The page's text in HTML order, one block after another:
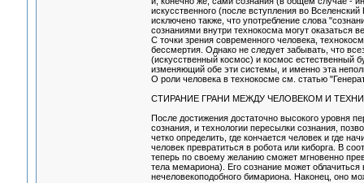
искусственного (после вступления во
исключено также, что употребление слова
сознаниями внутри технокосма могут оказаться
С точки зрения современного человека,
бессмертия. Однако не следует забывать, что
(искусственный космос) и космос естественный
изменяющий обе эти системы, и именно эта
О роли человека в технокосме см. статью
СТИРАНИЕ ГРАНИ МЕЖДУ ЧЕЛОВЕКОМ И
После достижения достаточно высокого уровня
сознания, и технологии пересылки сознания,
четко определить, где кончается человек и где
человек превратиться в робота или киборга. В
теперь по своему желанию сможет мгновенно
тела мемариона). Его сознание может
нечеловекоподобного бимариона. Наконец, оно